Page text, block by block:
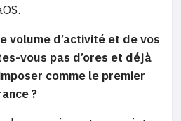
volume d’activité et de vos
vous pas d’ores et déjà
comme le premier
?